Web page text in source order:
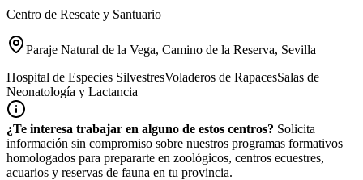
Centro de Rescate y Santuario
Paraje Natural de la Vega, Camino de la Reserva, Sevilla
Hospital de Especies SilvestresVoladeros de RapacesSalas de
Neonatología y Lactancia
¿Te interesa trabajar en alguno de estos centros? Solicita
información sin compromiso sobre nuestros programas formativos
homologados para prepararte en zoológicos, centros ecuestres,
acuarios y reservas de fauna en tu provincia.